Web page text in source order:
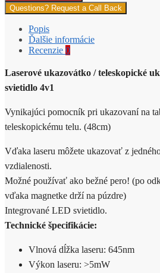
Questions? Request a Call Back
Popis
Ďalšie informácie
Recenzie 0
Laserové ukazovátko / teleskopické
svietidlo 4v1
Vynikajúci pomocník pri ukazovaní na
teleskopickému telu. (48cm)
Vďaka laseru môžete ukazovať z
vzdialenosti.
Možné používať ako bežné pero! (po
vďaka magnetke drží na púzdre)
Integrované LED svietidlo.
Technické špecifikácie:
Vlnová dĺžka laseru: 645nm
Výkon laseru: >5mW